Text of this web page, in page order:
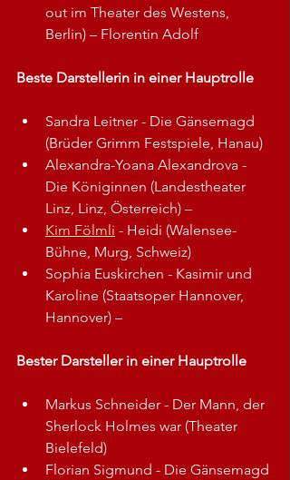
out im Theater des Westens,
Berlin) – Florentin Adolf
Beste Darstellerin in einer Hauptrolle
Sandra Leitner - Die Gänsemagd
(Brüder Grimm Festspiele, Hanau)
Alexandra-Yoana Alexandrova -
Die Königinnen (Landestheater
Linz, Linz, Österreich) –
Kim Fölmli - Heidi (Walensee-
Bühne, Murg, Schweiz)
Sophia Euskirchen - Kasimir und
Karoline (Staatsoper Hannover,
Hannover) –
Bester Darsteller in einer Hauptrolle
Markus Schneider - Der Mann, der
Sherlock Holmes war (Theater
Bielefeld)
Florian Sigmund - Die Gänsemagd